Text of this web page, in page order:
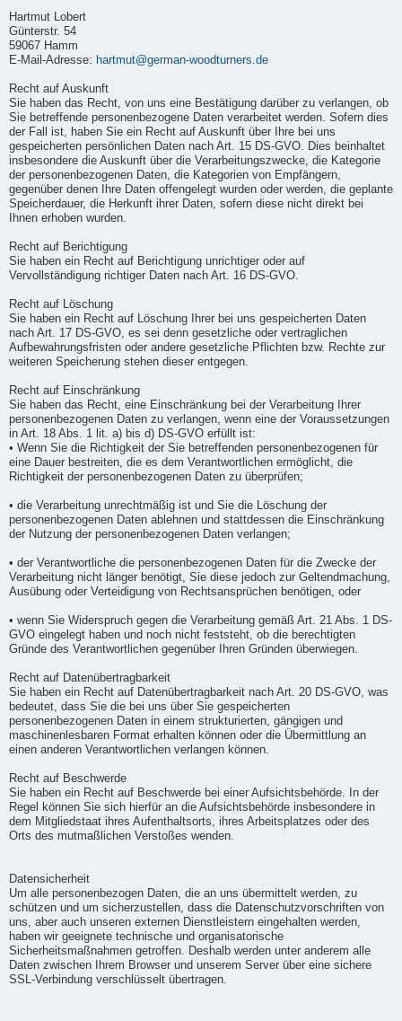
Hartmut Lobert
Günterstr. 54
59067 Hamm
E-Mail-Adresse: hartmut@german-woodturners.de
Recht auf Auskunft
Sie haben das Recht, von uns eine Bestätigung darüber zu verlangen, ob
Sie betreffende personenbezogene Daten verarbeitet werden. Sofern dies
der Fall ist, haben Sie ein Recht auf Auskunft über Ihre bei uns
gespeicherten persönlichen Daten nach Art. 15 DS-GVO. Dies beinhaltet
insbesondere die Auskunft über die Verarbeitungszwecke, die Kategorie
der personenbezogenen Daten, die Kategorien von Empfängern,
gegenüber denen Ihre Daten offengelegt wurden oder werden, die geplante
Speicherdauer, die Herkunft ihrer Daten, sofern diese nicht direkt bei
Ihnen erhoben wurden.
Recht auf Berichtigung
Sie haben ein Recht auf Berichtigung unrichtiger oder auf
Vervollständigung richtiger Daten nach Art. 16 DS-GVO.
Recht auf Löschung
Sie haben ein Recht auf Löschung Ihrer bei uns gespeicherten Daten
nach Art. 17 DS-GVO, es sei denn gesetzliche oder vertraglichen
Aufbewahrungsfristen oder andere gesetzliche Pflichten bzw. Rechte zur
weiteren Speicherung stehen dieser entgegen.
Recht auf Einschränkung
Sie haben das Recht, eine Einschränkung bei der Verarbeitung Ihrer
personenbezogenen Daten zu verlangen, wenn eine der Voraussetzungen
in Art. 18 Abs. 1 lit. a) bis d) DS-GVO erfüllt ist:
• Wenn Sie die Richtigkeit der Sie betreffenden personenbezogenen für
eine Dauer bestreiten, die es dem Verantwortlichen ermöglicht, die
Richtigkeit der personenbezogenen Daten zu überprüfen;
• die Verarbeitung unrechtmäßig ist und Sie die Löschung der
personenbezogenen Daten ablehnen und stattdessen die Einschränkung
der Nutzung der personenbezogenen Daten verlangen;
• der Verantwortliche die personenbezogenen Daten für die Zwecke der
Verarbeitung nicht länger benötigt, Sie diese jedoch zur Geltendmachung,
Ausübung oder Verteidigung von Rechtsansprüchen benötigen, oder
• wenn Sie Widerspruch gegen die Verarbeitung gemäß Art. 21 Abs. 1 DS-
GVO eingelegt haben und noch nicht feststeht, ob die berechtigten
Gründe des Verantwortlichen gegenüber Ihren Gründen überwiegen.
Recht auf Datenübertragbarkeit
Sie haben ein Recht auf Datenübertragbarkeit nach Art. 20 DS-GVO, was
bedeutet, dass Sie die bei uns über Sie gespeicherten
personenbezogenen Daten in einem strukturierten, gängigen und
maschinenlesbaren Format erhalten können oder die Übermittlung an
einen anderen Verantwortlichen verlangen können.
Recht auf Beschwerde
Sie haben ein Recht auf Beschwerde bei einer Aufsichtsbehörde. In der
Regel können Sie sich hierfür an die Aufsichtsbehörde insbesondere in
dem Mitgliedstaat ihres Aufenthaltsorts, ihres Arbeitsplatzes oder des
Orts des mutmaßlichen Verstoßes wenden.
Datensicherheit
Um alle personenbezogen Daten, die an uns übermittelt werden, zu
schützen und um sicherzustellen, dass die Datenschutzvorschriften von
uns, aber auch unseren externen Dienstleistern eingehalten werden,
haben wir geeignete technische und organisatorische
Sicherheitsmaßnahmen getroffen. Deshalb werden unter anderem alle
Daten zwischen Ihrem Browser und unserem Server über eine sichere
SSL-Verbindung verschlüsselt übertragen.